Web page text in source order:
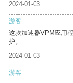
2024-01-03
游客
这款加速器VPM应用
护。
2024-01-03
游客